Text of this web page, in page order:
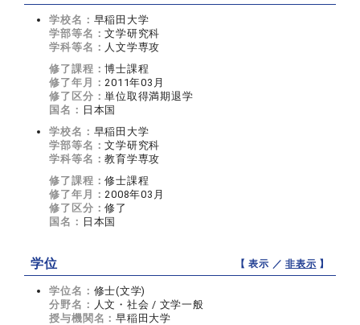
学校名： 早稲田大学
学部等名：文学研究科
学科等名： 人文学専攻
修了課程：博士課程
修了年月：2011年03月
修了区分：単位取得満期退学
国名： 日本国
学校名： 早稲田大学
学部等名：文学研究科
学科等名：教育学専攻
修了課程：修士課程
修了年月：2008年03月
修了区分：修了
国名： 日本国
学位 【 表示 ／非表示 】
学位名： 修士(文学)
分野名： 人文・社会 / 文学一般
授与機関名：早稲田大学